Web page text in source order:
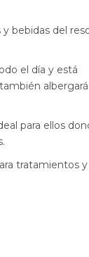
bebidas del
el día y está
para ellos
tratamientos y